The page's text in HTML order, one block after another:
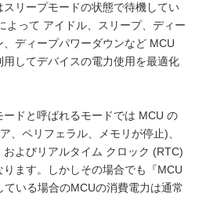
リープモードの状態で待機してい
よって アイドル、スリープ、ディー
ディープパワーダウンなど MCU
してデバイスの電力使用を最適化
ドと呼ばれるモードでは MCU の
、ペリフェラル、メモリが停止)、
よびリアルタイム クロック (RTC)
ます。しかしその場合でも『MCU
いる場合のMCUの消費電力は通常